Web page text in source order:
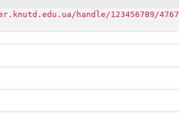
handle/123456789/4767